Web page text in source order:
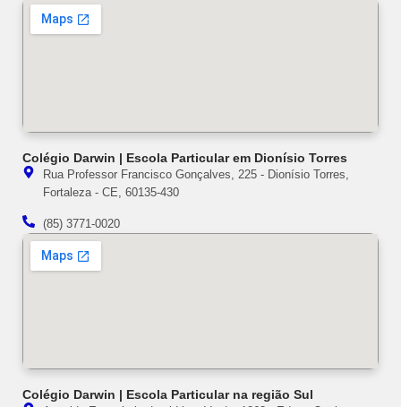
Colégio Darwin | Escola Particular em Dionísio Torres
Rua Professor Francisco Gonçalves, 225 - Dionísio Torres,
Fortaleza - CE, 60135-430
(85) 3771-0020
Colégio Darwin | Escola Particular na região Sul